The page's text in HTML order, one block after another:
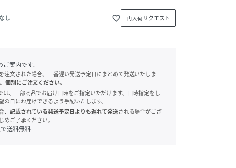
し favorite_border 再入荷リクエスト
案内です。
注文された場合、一番遅い発送予定日にまとめて発送いたしま
個別にご注文ください。
、一部商品でお届け日時をご指定いただけます。日時指定をし
の日にお届けできるよう手配いたします。
、記載されている発送予定日よりも遅れて発送される場合がござ
めご了承ください。
送料無料